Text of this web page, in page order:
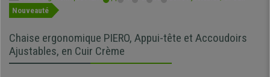
Nouveauté
Chaise ergonomique PIERO, Appui-tête et Accoudoirs
Ajustables, en Cuir Crème